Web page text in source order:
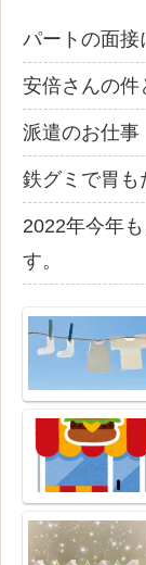
パートの面接
安倍さんの件
派遣のお仕事
鉄グミで胃も
2022年今年
す。